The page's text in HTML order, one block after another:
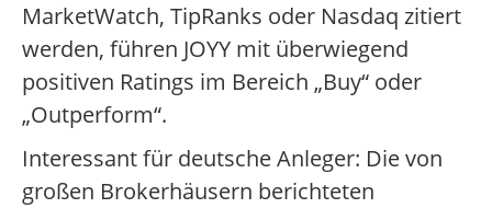
MarketWatch, TipRanks oder Nasdaq zitiert
werden, führen JOYY mit überwiegend
positiven Ratings im Bereich „Buy“ oder
„Outperform“.
Interessant für deutsche Anleger: Die von
großen Brokerhäusern berichteten